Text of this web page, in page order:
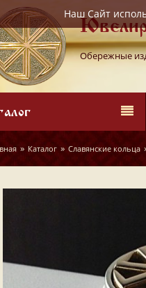
Обережные
» Каталог » Славянские кольца
Наш Сайт